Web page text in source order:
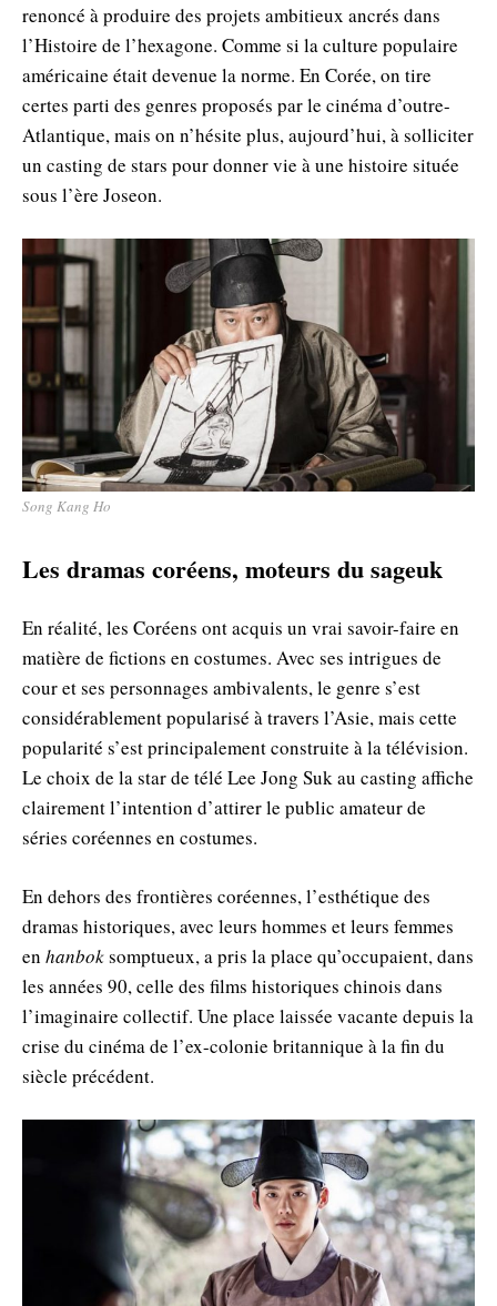
renoncé à produire des projets ambitieux ancrés dans
l’Histoire de l’hexagone. Comme si la culture populaire
américaine était devenue la norme. En Corée, on tire
certes parti des genres proposés par le cinéma d’outre-
Atlantique, mais on n’hésite plus, aujourd’hui, à solliciter
un casting de stars pour donner vie à une histoire située
sous l’ère Joseon.
Song Kang Ho
Les dramas coréens, moteurs du sageuk
En réalité, les Coréens ont acquis un vrai savoir-faire en
matière de fictions en costumes. Avec ses intrigues de
cour et ses personnages ambivalents, le genre s’est
considérablement popularisé à travers l’Asie, mais cette
popularité s’est principalement construite à la télévision.
Le choix de la star de télé Lee Jong Suk au casting affiche
clairement l’intention d’attirer le public amateur de
séries coréennes en costumes.
En dehors des frontières coréennes, l’esthétique des
dramas historiques, avec leurs hommes et leurs femmes
en hanboksomptueux, a pris la place qu’occupaient, dans
les années 90, celle des films historiques chinois dans
l’imaginaire collectif. Une place laissée vacante depuis la
crise du cinéma de l’ex-colonie britannique à la fin du
siècle précédent.